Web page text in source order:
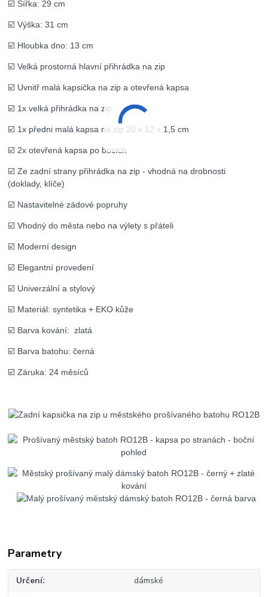
☑️ Šířka: 29 cm
☑️ Výška: 31 cm
☑️ Hloubka dno: 13 cm
☑️ Velká prostorná hlavní přihrádka na zip
☑️ Uvnitř malá kapsička na zip a otevřená kapsa
☑️ 1x velká přihrádka na zip
☑️ 1x předni malá kapsa na zip 20 x 12 x 1,5 cm
☑️ 2x otevřená kapsa po bocích
☑️ Ze zadní strany přihrádka na zip - vhodná na drobnosti
(doklady, klíče)
☑️ Nastavitelné zádové popruhy
☑️ Vhodný do města nebo na výlety s přáteli
☑️ Moderní design
☑️ Elegantní provedení
☑️ Univerzální a stylový
☑️ Materiál: syntetika + EKO kůže
☑️ Barva kování: zlatá
☑️ Barva batohu: černá
☑️ Záruka: 24 měsíců
Parametry
Určení dámské